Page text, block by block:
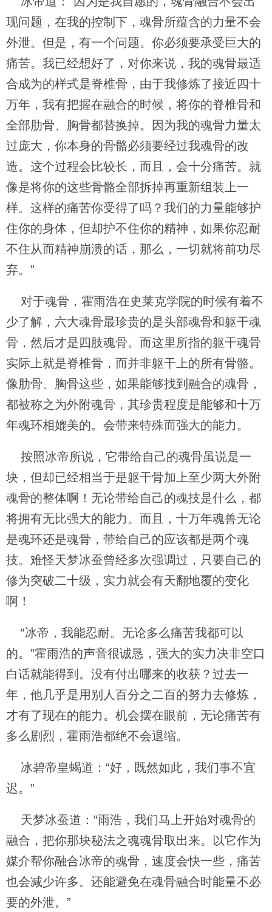
现问题，在我的控制下，魂骨所蕴含的力量不会
外泄。但是，有一个问题。你必须要承受巨大的
痛苦。我已经想好了，对你来说，我的魂骨最适
合成为的样式是脊椎骨，由于我修炼了接近四十
万年，我有把握在融合的时候，将你的脊椎骨和
全部肋骨、胸骨都替换掉。因为我的魂骨力量太
过庞大，你本身的骨骼必须要经过我魂骨的改
造。这个过程会比较长，而且，会十分痛苦。就
像是将你的这些骨骼全部拆掉再重新组装上一
样。这样的痛苦你受得了吗？我们的力量能够护
住你的身体，但却护不住你的精神，如果你忍耐
不住从而精神崩溃的话，那么，一切就将前功尽
弃。”
对于魂骨，霍雨浩在史莱克学院的时候有着不
少了解，六大魂骨最珍贵的是头部魂骨和躯干魂
骨，然后才是四肢魂骨。而这里所指的躯干魂骨
实际上就是脊椎骨，而并非躯干上的所有骨骼。
像肋骨、胸骨这些，如果能够找到融合的魂骨，
都被称之为外附魂骨，其珍贵程度是能够和十万
年魂环相媲美的。会带来特殊而强大的能力。
按照冰帝所说，它带给自己的魂骨虽说是一
块，但却已经相当于是躯干骨加上至少两大外附
魂骨的整体啊！无论带给自己的魂技是什么，都
将拥有无比强大的能力。而且，十万年魂兽无论
是魂环还是魂骨，带给自己的应该都是两个魂
技。难怪天梦冰蚕曾经多次强调过，只要自己的
修为突破二十级，实力就会有天翻地覆的变化
啊！
“冰帝，我能忍耐。无论多么痛苦我都可以
的。”霍雨浩的声音很诚恳，强大的实力决非空口
白话就能得到。没有付出哪来的收获？过去一
年，他几乎是用别人百分之二百的努力去修炼，
才有了现在的能力。机会摆在眼前，无论痛苦有
多么剧烈，霍雨浩都绝不会退缩。
冰碧帝皇蝎道：“好，既然如此，我们事不宜
迟。”
天梦冰蚕道：“雨浩，我们马上开始对魂骨的
融合，把你那块秘法之魂魂骨取出来。以它作为
媒介帮你融合冰帝的魂骨，速度会快一些，痛苦
也会减少许多。还能避免在魂骨融合时能量不必
要的外泄。”